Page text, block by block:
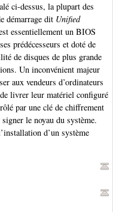
ci-dessus, la plupart des
démarrage dit Unified
essentiellement un BIOS
prédécesseurs et doté de
de disques de plus grande
Un inconvénient majeur
aux vendeurs d’ordinateurs
livrer leur matériel configuré
par une clé de chiffrement
le noyau du système.
d’un système